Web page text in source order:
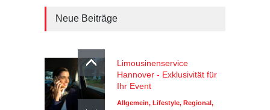
Neue Beiträge
Limousinenservice
Hannover - Exklusivität für
Ihr Event
Allgemein, Lifestyle, Regional,